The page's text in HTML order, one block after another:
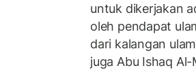
untuk dikerjakan
oleh pendapat
dari kalangan
juga Abu Ishaq